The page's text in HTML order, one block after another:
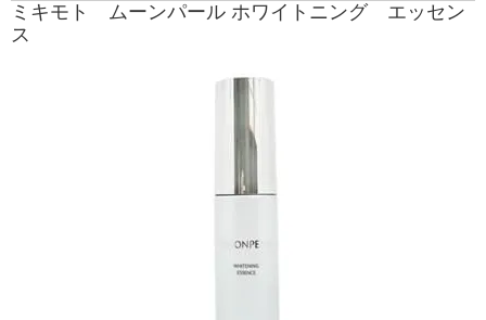
ミキモト ムーンパール ホワイトニング エッセン
ス